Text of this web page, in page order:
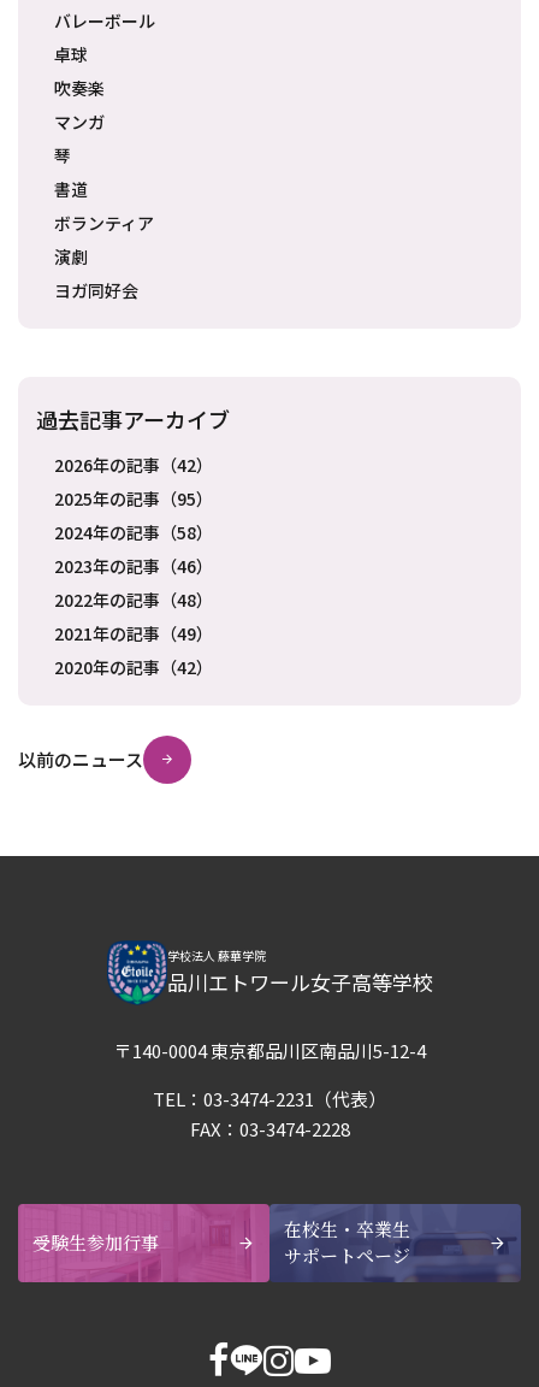
バレーボール
卓球
吹奏楽
マンガ
琴
書道
ボランティア
演劇
ヨガ同好会
過去記事アーカイブ
2026年の記事（42）
2025年の記事（95）
2024年の記事（58）
2023年の記事（46）
2022年の記事（48）
2021年の記事（49）
2020年の記事（42）
以前のニュース
学校法人 藤華学院
品川エトワール女子高等学校
〒140-0004 東京都品川区南品川5-12-4
TEL： 03-3474-2231 （代表）
FAX：03-3474-2228
受験生参加行事
在校生・卒業生
サポートページ